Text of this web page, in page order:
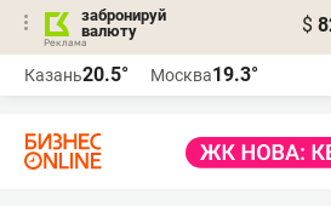
забронируй
валюту
$
Казань20.5° Москва19.3°